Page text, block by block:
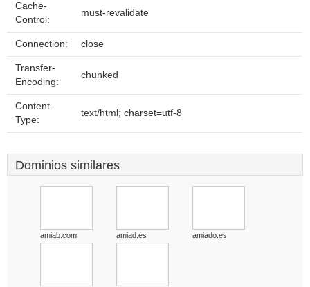
Cache-
Control:
must-revalidate
Connection: close
Transfer-
Encoding:
chunked
Content-
Type:
text/html; charset=utf-8
Dominios similares
amiab.com amiad.es amiado.es